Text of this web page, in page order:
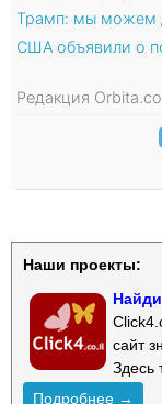
Трамп: мы можем
США объявили о
Редакция
Наши проекты:
сайт
Здесь
Подробнее →